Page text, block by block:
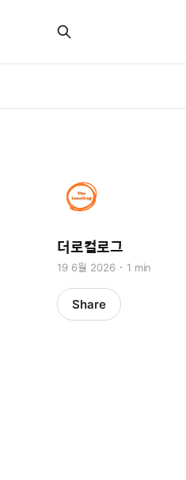
더로컬로그
19 6월 2026 1 min
Share